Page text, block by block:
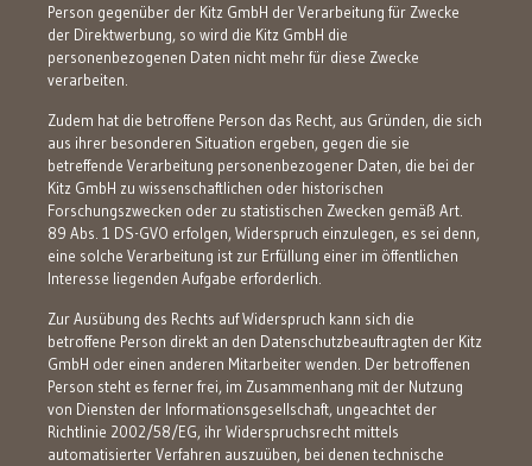
Person gegenüber der Kitz GmbH der Verarbeitung für Zwecke
der Direktwerbung, so wird die Kitz GmbH die
personenbezogenen Daten nicht mehr für diese Zwecke
verarbeiten.
Zudem hat die betroffene Person das Recht, aus Gründen, die sich
aus ihrer besonderen Situation ergeben, gegen die sie
betreffende Verarbeitung personenbezogener Daten, die bei der
Kitz GmbH zu wissenschaftlichen oder historischen
Forschungszwecken oder zu statistischen Zwecken gemäß Art.
89 Abs. 1 DS-GVO erfolgen, Widerspruch einzulegen, es sei denn,
eine solche Verarbeitung ist zur Erfüllung einer im öffentlichen
Interesse liegenden Aufgabe erforderlich.
Zur Ausübung des Rechts auf Widerspruch kann sich die
betroffene Person direkt an den Datenschutzbeauftragten der Kitz
GmbH oder einen anderen Mitarbeiter wenden. Der betroffenen
Person steht es ferner frei, im Zusammenhang mit der Nutzung
von Diensten der Informationsgesellschaft, ungeachtet der
Richtlinie 2002/58/EG, ihr Widerspruchsrecht mittels
automatisierter Verfahren auszuüben, bei denen technische